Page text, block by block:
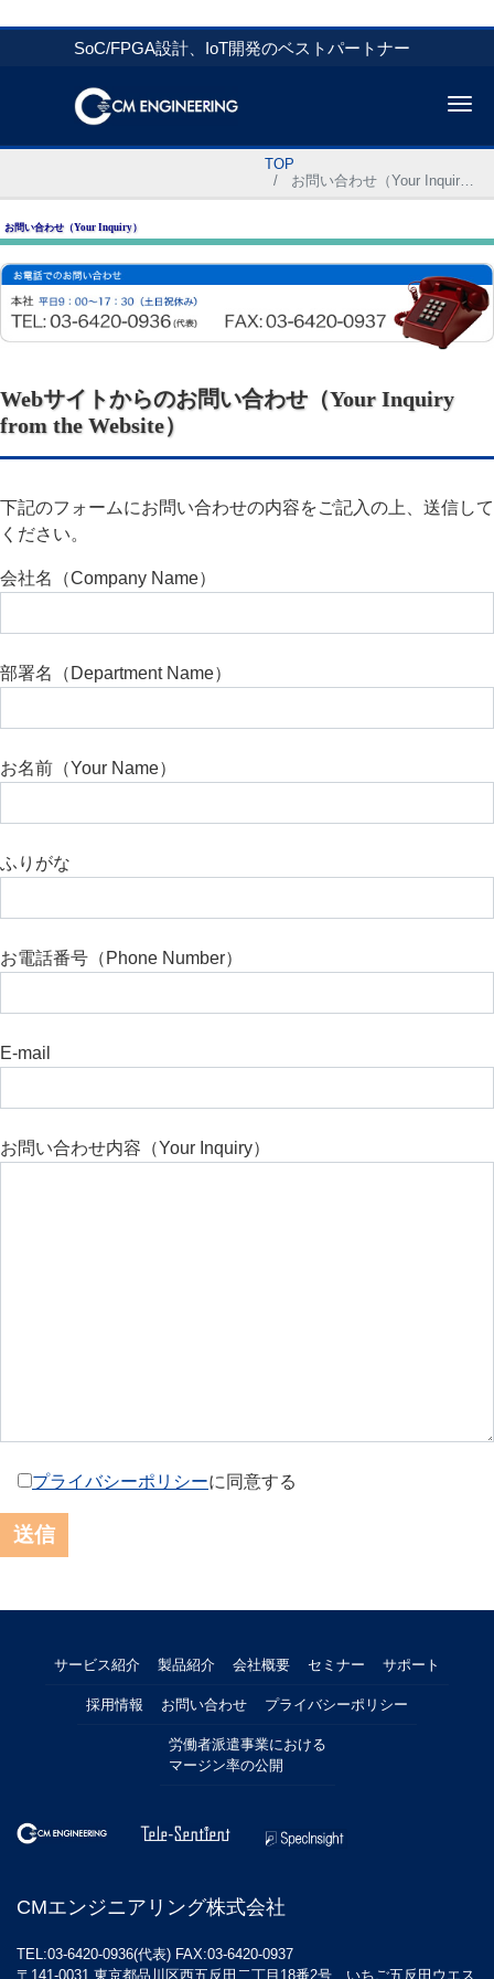
SoC/FPGA設計、IoT開発のベストパートナー
TOP
お問い合わせ（Your Inquiry）
お問い合わせ（Your Inquiry）
Webサイトからのお問い合わせ（Your Inquiry
from the Website）
下記のフォームにお問い合わせの内容をご記入の上、送信して
ください。
会社名（Company Name）
部署名（Department Name）
お名前（Your Name）
ふりがな
お電話番号（Phone Number）
E-mail
お問い合わせ内容（Your Inquiry）
プライバシーポリシーに同意する
サービス紹介 製品紹介 会社概要 セミナー サポート
採用情報 お問い合わせ プライバシーポリシー
労働者派遣事業における
マージン率の公開
CMエンジニアリング株式会社
TEL:03-6420-0936(代表) FAX:03-6420-0937
〒141-0031 東京都品川区西五反田二丁目18番2号 いちご五反田ウエス